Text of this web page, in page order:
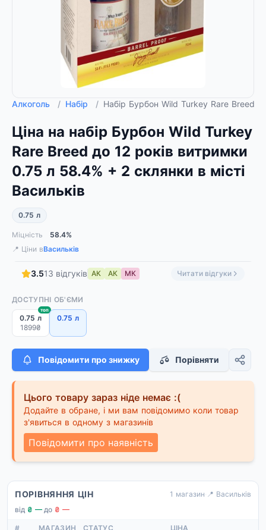
Алкоголь / Набір / Набір Бурбон Wild Turkey Rare Breed
Ціна на набір Бурбон Wild Turkey
Rare Breed до 12 років витримки
0.75 л 58.4% + 2 склянки в місті
Васильків
0.75 л
Міцність
58.4%
📍 Ціни вВасильків
3.513 відгуків АК АК МК Читати відгуки
ДОСТУПНІ ОБ'ЄМИ
0.75 л
1899₴
топ
0.75 л
Повідомити про знижку Порівняти
Цього товару зараз ніде немає :(
Додайте в обране, і ми вам повідомимо коли товар
з'явиться в одному з магазинів
Повідомити про наявність
ПОРІВНЯННЯ ЦІН 1 магазин· 📍 Васильків
від ₴ —·до ₴ —
# МАГАЗИН СТАТУС ЦІНА